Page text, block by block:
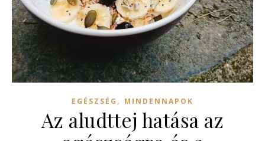
EGÉSZSÉG , MINDENNAPOK
Az aludttej hatása az